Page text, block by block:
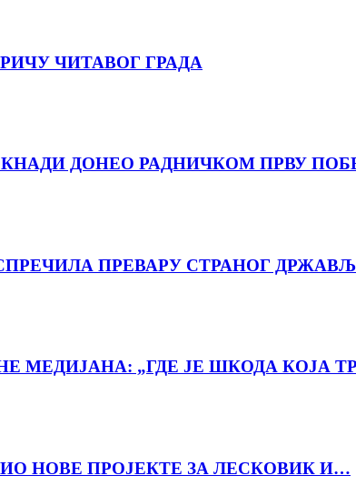
ЧИТАВОГ ГРАДА
ДОНЕО РАДНИЧКОМ ПРВУ
ПРЕВАРУ СТРАНОГ
„ГДЕ ЈЕ ШКОДА КОЈА
НОВЕ ПРОЈЕКТЕ ЗА ЛЕСКОВИК И…